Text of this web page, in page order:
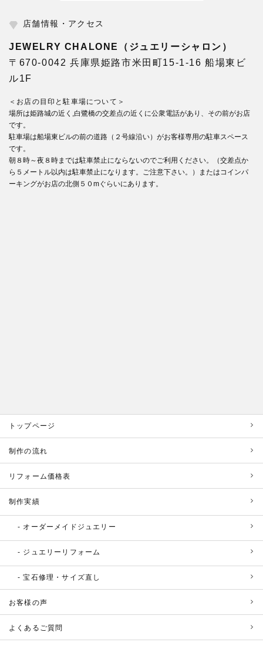
店舗情報・アクセス
JEWELRY CHALONE（ジュエリーシャロン）
〒670-0042 兵庫県姫路市米田町15-1-16 船場東ビ
ル1F
＜お店の目印と駐車場について＞
場所は姫路城の近く,白鷺橋の交差点の近くに公衆電話があり、その前がお店
です。
駐車場は船場東ビルの前の道路（２号線沿い）がお客様専用の駐車スペース
です。
朝８時～夜８時までは駐車禁止にならないのでご利用ください。（交差点か
ら５メートル以内は駐車禁止になります。ご注意下さい。）またはコインパ
ーキングがお店の北側５０mぐらいにあります。
トップページ
制作の流れ
リフォーム価格表
制作実績
オーダーメイドジュエリー
ジュエリーリフォーム
宝石修理・サイズ直し
お客様の声
よくあるご質問